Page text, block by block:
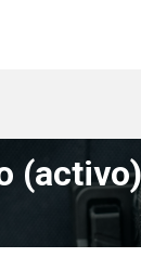
(activo)